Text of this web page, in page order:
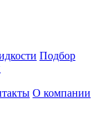
Подбор
О компании